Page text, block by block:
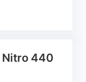
Nitro 440